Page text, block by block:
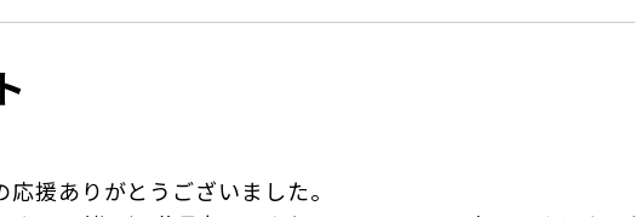
援ありがとうございました。